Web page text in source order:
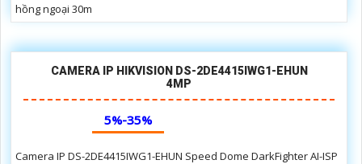
hồng ngoại 30m
CAMERA IP HIKVISION DS-2DE4415IWG1-EHUN
4MP
5%-35%
Camera IP DS-2DE4415IWG1-EHUN Speed Dome DarkFighter AI-ISP